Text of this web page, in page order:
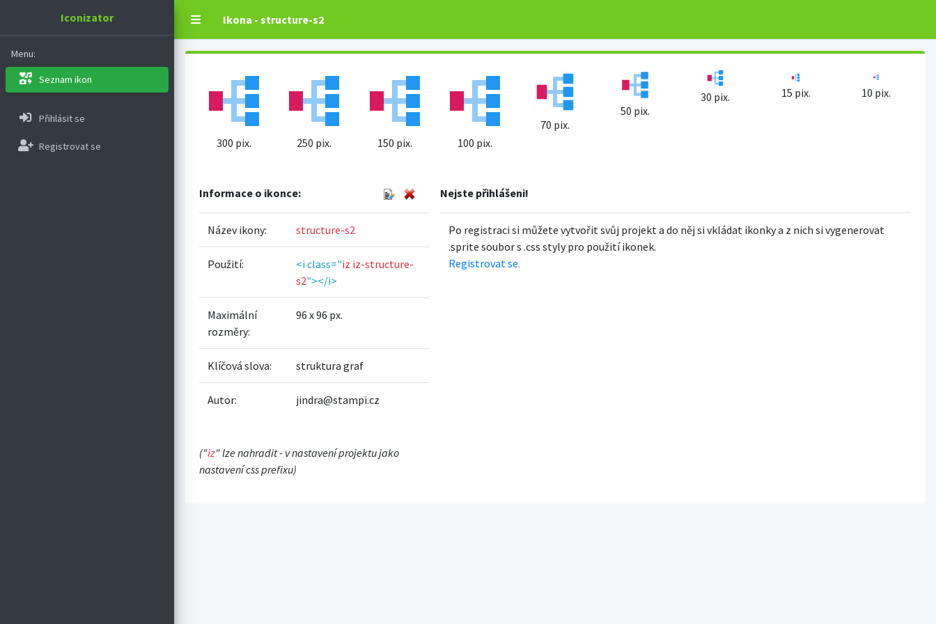
Ikona - structure-s2
Iconizator
Menu:
Seznam ikon
Přihlásit se
Registrovat se 300 pix. 250 pix. 150 pix. 100 pix.
70 pix.
50 pix.
30 pix. 15 pix. 10 pix.
Informace o ikonce:
Název ikony: structure-s2
Použití: <i class="iz iz-structure-
s2"></i>
Maximální
rozměry:
96 x 96 px.
Klíčová slova: struktura graf
Autor: jindra@stampi.cz
("iz" lze nahradit - v nastavení projektu jako
nastavení css prefixu)
Nejste přihlášeni!
Po registraci si můžete vytvořit svůj projekt a do něj si vkládat ikonky a z nich si vygenerovat
.sprite soubor s .css styly pro použití ikonek.
Registrovat se.